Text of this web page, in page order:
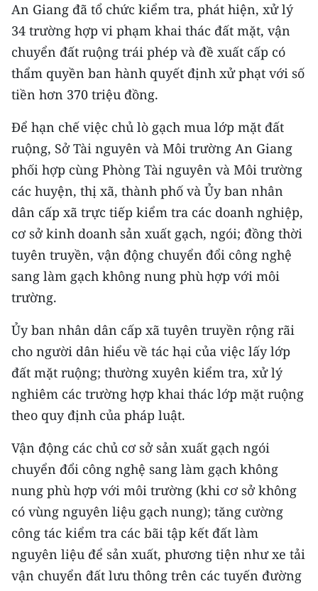
Media Du lịch
Media Thế giới
Media Thể thao
Media Giáo dục
Media Y tế
Media Khoa học - Công nghệ
Media Môi trường
Ảnh
Infographic
TIN MỚI
TIN ĐỊA PHƯƠNG
Trung du và miền núi phía Bắc
Đồng bằng sông Hồng
Duyên hải Nam Trung Bộ và Tây
Nguyên
Đông Nam Bộ
Đồng bằng sông Cửu Long
Chuyên trang Hà Nội
An Giang đã tổ chức kiểm tra, phát hiện, xử lý
34 trường hợp vi phạm khai thác đất mặt, vận
chuyển đất ruộng trái phép và đề xuất cấp có
thẩm quyền ban hành quyết định xử phạt với số
tiền hơn 370 triệu đồng.
Để hạn chế việc chủ lò gạch mua lớp mặt đất
ruộng, Sở Tài nguyên và Môi trường An Giang
phối hợp cùng Phòng Tài nguyên và Môi trường
các huyện, thị xã, thành phố và Ủy ban nhân
dân cấp xã trực tiếp kiểm tra các doanh nghiệp,
cơ sở kinh doanh sản xuất gạch, ngói; đồng thời
tuyên truyền, vận động chuyển đổi công nghệ
sang làm gạch không nung phù hợp với môi
trường.
Ủy ban nhân dân cấp xã tuyên truyền rộng rãi
cho người dân hiểu về tác hại của việc lấy lớp
đất mặt ruộng; thường xuyên kiểm tra, xử lý
nghiêm các trường hợp khai thác lớp mặt ruộng
theo quy định của pháp luật.
Vận động các chủ cơ sở sản xuất gạch ngói
chuyển đổi công nghệ sang làm gạch không
nung phù hợp với môi trường (khi cơ sở không
có vùng nguyên liệu gạch nung); tăng cường
công tác kiểm tra các bãi tập kết đất làm
nguyên liệu để sản xuất, phương tiện như xe tải
vận chuyển đất lưu thông trên các tuyến đường